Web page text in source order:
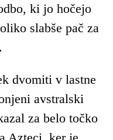
ki jo hočejo
slabše pač za
dvomiti v lastne
avstralski
za belo točko